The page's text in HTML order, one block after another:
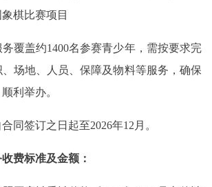
棋比赛项目
盖约1400名参赛青少年，需按要求完
场地、人员、保障及物料等服务，确保
利举办。
签订之日起至2026年12月。
标准及金额：